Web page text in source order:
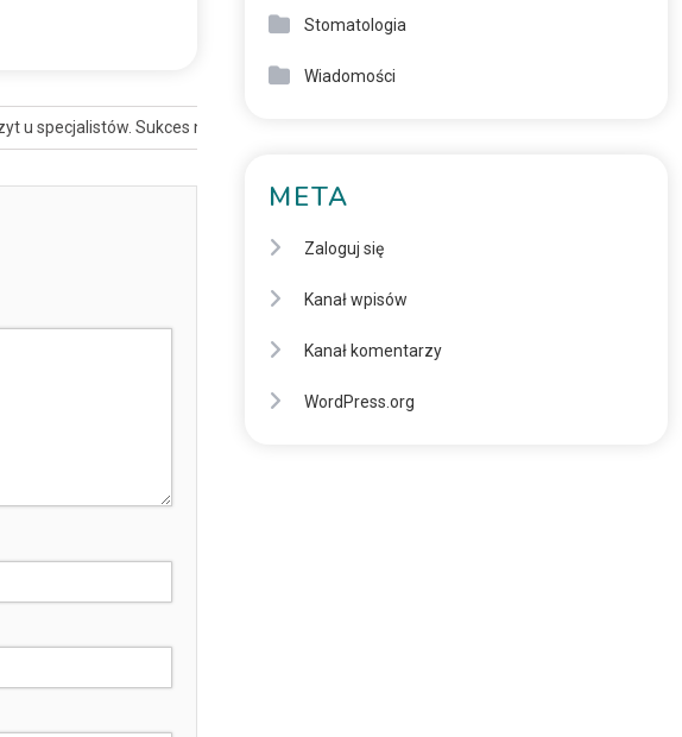
u specjalistów. Sukces na papierze, niepokój w gabinetach
Stomatologia
Wiadomości
META
Zaloguj się
Kanał wpisów
Kanał komentarzy
WordPress.org